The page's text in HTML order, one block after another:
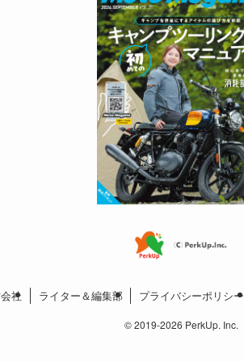
社 ライター＆編集部 プライバシーポリシー
©2019-2026 PerkUp. Inc.